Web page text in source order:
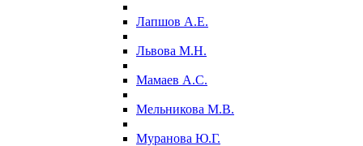
Лапшов А.Е.
Львова М.Н.
Мамаев А.С.
Мельникова М.В.
Муранова Ю.Г.